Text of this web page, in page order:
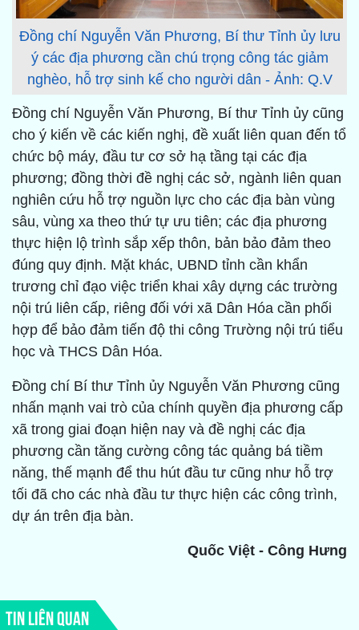
Đồng chí Nguyễn Văn Phương, Bí thư Tỉnh ủy lưu
ý các địa phương cần chú trọng công tác giảm
nghèo, hỗ trợ sinh kế cho người dân - Ảnh: Q.V
Đồng chí Nguyễn Văn Phương, Bí thư Tỉnh ủy cũng
cho ý kiến về các kiến nghị, đề xuất liên quan đến tổ
chức bộ máy, đầu tư cơ sở hạ tầng tại các địa
phương; đồng thời đề nghị các sở, ngành liên quan
nghiên cứu hỗ trợ nguồn lực cho các địa bàn vùng
sâu, vùng xa theo thứ tự ưu tiên; các địa phương
thực hiện lộ trình sắp xếp thôn, bản bảo đảm theo
đúng quy định. Mặt khác, UBND tỉnh cần khẩn
trương chỉ đạo việc triển khai xây dựng các trường
nội trú liên cấp, riêng đối với xã Dân Hóa cần phối
hợp để bảo đảm tiến độ thi công Trường nội trú tiểu
học và THCS Dân Hóa.
Đồng chí Bí thư Tỉnh ủy Nguyễn Văn Phương cũng
nhấn mạnh vai trò của chính quyền địa phương cấp
xã trong giai đoạn hiện nay và đề nghị các địa
phương cần tăng cường công tác quảng bá tiềm
năng, thế mạnh để thu hút đầu tư cũng như hỗ trợ
tối đã cho các nhà đầu tư thực hiện các công trình,
dự án trên địa bàn.
Quốc Việt - Công Hưng
TIN LIÊN QUAN